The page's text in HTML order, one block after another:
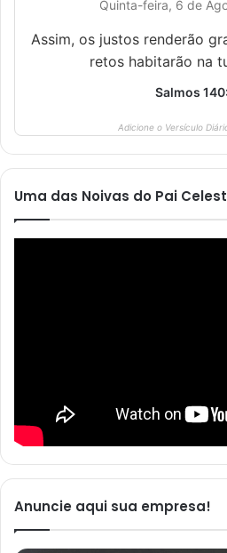
Quinta-feira, 6 de
Assim, os justos renderão
retos habitarão na
Salmos
Adicione o Versículo
Uma das Noivas do Pai
Anuncie aqui sua empresa!